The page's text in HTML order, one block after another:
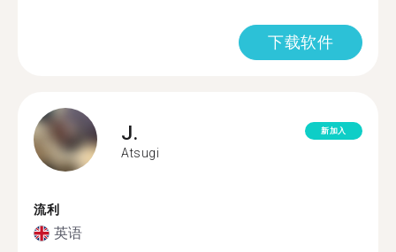
下载软件
J.
Atsugi
新加入
流利
英语